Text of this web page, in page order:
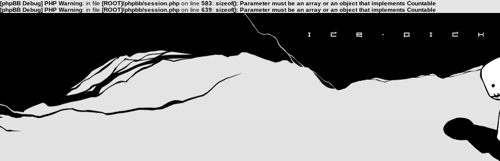
[phpBB Debug] PHP Warning: in file [ROOT]/phpbb/session.php on line 583: sizeof(): Parameter must be an array or an object that implements Countable
[phpBB Debug] PHP Warning: in file [ROOT]/phpbb/session.php on line 639: sizeof(): Parameter must be an array or an object that implements Countable